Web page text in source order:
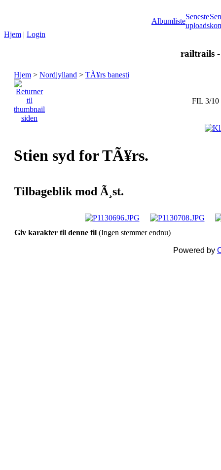
Albumliste
Seneste
uploads
Hjem | Login
railtrails
Hjem > Nordjylland > TÃ¥rs banesti
FIL 3/10
Stien syd for TÃ¥rs.
Tilbageblik mod Ã¸st.
Giv karakter til denne fil (Ingen stemmer endnu)
Powered by